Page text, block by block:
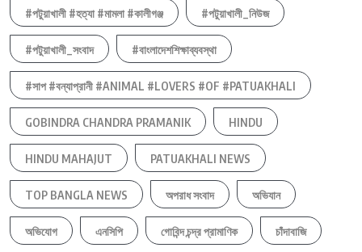
#পটুয়াখালী #হত্যা #মামলা #কালীগঞ্জ
#পটুয়াখালী_নিউজ
#পটুয়াখালী_সংবাদ #বাংলাদেশশিক্ষাব্যবস্থা
#সাপ #বন্যাপ্রানী #ANIMAL #LOVERS #OF #PATUAKHALI
GOBINDRA CHANDRA PRAMANIK HINDU
HINDU MAHAJUT PATUAKHALI NEWS
TOP BANGLA NEWS অপরাধ সংবাদ অভিযান
অভিযোগ এনসিপি গোবিন্দ চন্দ্র প্রামাণিক চাঁদাবাজি